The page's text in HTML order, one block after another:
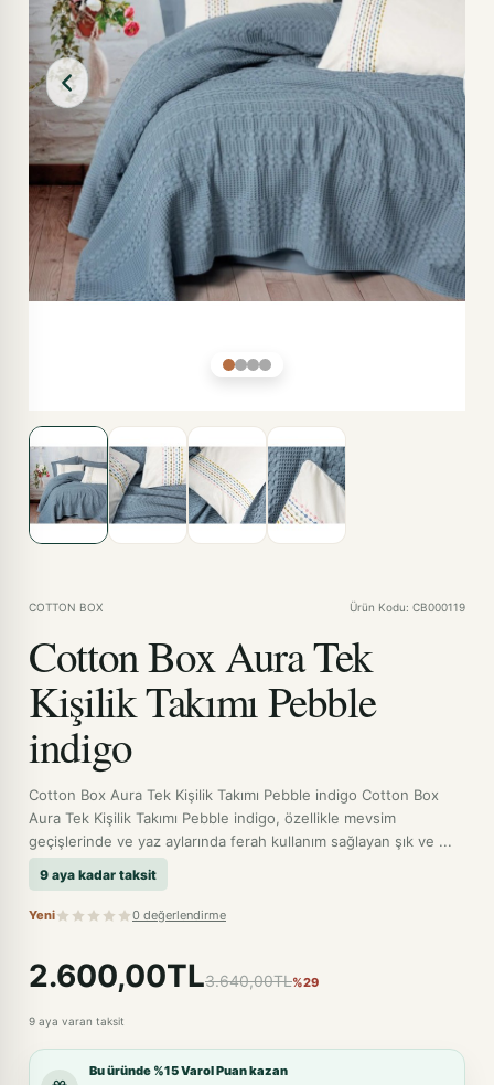
COTTON BOX Ürün Kodu: CB000119
Cotton Box Aura Tek
Kişilik Takımı Pebble
indigo
Cotton Box Aura Tek Kişilik Takımı Pebble indigo Cotton Box
Aura Tek Kişilik Takımı Pebble indigo, özellikle mevsim
geçişlerinde ve yaz aylarında ferah kullanım sağlayan şık ve ...
9 aya kadar taksit
Yeni 0 değerlendirme
2.600,00TL3.640,00TL%29
9 aya varan taksit
Bu üründe %15 Varol Puan kazan